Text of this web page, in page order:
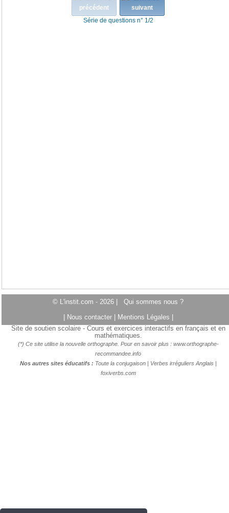
Série de questions n° 1/2
© L'instit.com - 2026 | Qui sommes nous ?
Nous contacter Mentions Légales
Site de soutien scolaire - Cours et exercices interactifs en français et en
mathématiques.
(*) Ce site utilise la nouvelle orthographe. Pour en savoir plus : www.orthographe-
recommandee.info
Nos autres sites éducatifs : Toute la conjugaison| Verbes irréguliers Anglais |
foxiverbs.com